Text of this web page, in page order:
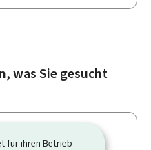
für ihren Betrieb
was Sie gesucht